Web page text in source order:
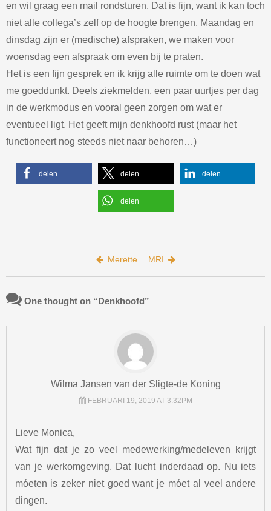
en wil graag een mail rondsturen. Dat is fijn, want ik kan toch
niet alle collega’s zelf op de hoogte brengen. Maandag en
dinsdag zijn er (medische) afspraken, we maken voor
woensdag een afspraak om even bij te praten.
Het is een fijn gesprek en ik krijg alle ruimte om te doen wat
me goeddunkt. Deels ziekmelden, een paar uurtjes per dag
in de werkmodus en vooral geen zorgen om wat er
eventueel ligt. Het geeft mijn denkhoofd rust (maar het
functioneert nog steeds niet naar behoren…)
delen delen delen
delen
Bericht navigatie
Merette MRI
One thought on “Denkhoofd”
Wilma Jansen van der Sligte-de Koning
FEBRUARI 19, 2019 AT 3:32PM
Lieve Monica,
Wat fijn dat je zo veel medewerking/medeleven krijgt
van je werkomgeving. Dat lucht inderdaad op. Nu iets
móeten is zeker niet goed want je móet al veel andere
dingen.